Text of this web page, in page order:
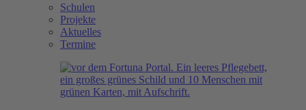
Schulen
Projekte
Aktuelles
Termine